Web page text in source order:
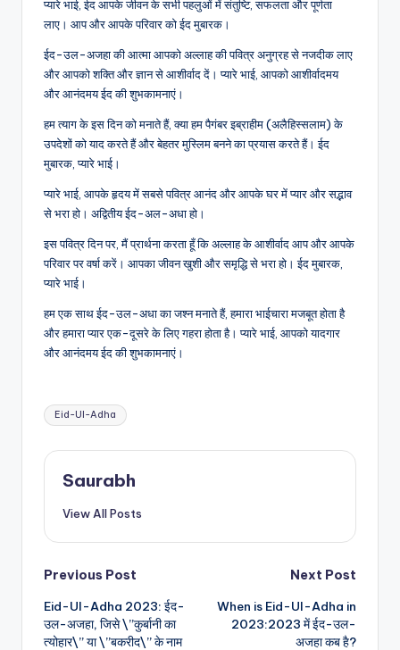
प्यारे भाई, ईद आपके जीवन के सभी पहलुओं में संतुष्टि, सफलता और पूर्णता
लाए। आप और आपके परिवार को ईद मुबारक।
ईद-उल-अजहा की आत्मा आपको अल्लाह की पवित्र अनुग्रह से नजदीक लाए
और आपको शक्ति और ज्ञान से आशीर्वाद दें। प्यारे भाई, आपको आशीर्वादमय
और आनंदमय ईद की शुभकामनाएं।
हम त्याग के इस दिन को मनाते हैं, क्या हम पैगंबर इब्राहीम (अलैहिस्सलाम) के
उपदेशों को याद करते हैं और बेहतर मुस्लिम बनने का प्रयास करते हैं। ईद
मुबारक, प्यारे भाई।
प्यारे भाई, आपके हृदय में सबसे पवित्र आनंद और आपके घर में प्यार और सद्भाव
से भरा हो। अद्वितीय ईद-अल-अधा हो।
इस पवित्र दिन पर, मैं प्रार्थना करता हूँ कि अल्लाह के आशीर्वाद आप और आपके
परिवार पर वर्षा करें। आपका जीवन खुशी और समृद्धि से भरा हो। ईद मुबारक,
प्यारे भाई।
हम एक साथ ईद-उल-अधा का जश्न मनाते हैं, हमारा भाईचारा मजबूत होता है
और हमारा प्यार एक-दूसरे के लिए गहरा होता है। प्यारे भाई, आपको यादगार
और आनंदमय ईद की शुभकामनाएं।
Tags:
Eid-Ul-Adha
Saurabh
View All Posts
Post
navigation
Previous Post
Eid-Ul-Adha 2023: ईद-
उल-अजहा, जिसे \”कुर्बानी का
त्योहार\” या \”बकरीद\” के नाम
Next Post
When is Eid-Ul-Adha in
2023:2023 में ईद-उल-
अजहा कब है?